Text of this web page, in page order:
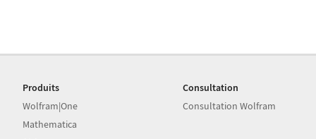
Produits
Wolfram|One
Mathematica
Consultation
Consultation Wolfram